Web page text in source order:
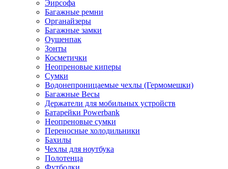
Эирсофа
Багажные ремни
Органайзеры
Багажные замки
Оушенпак
Зонты
Косметички
Неопреновые киперы
Сумки
Водонепроницаемые чехлы (Гермомешки)
Багажные Весы
Держатели для мобильных устройств
Батарейки Powerbank
Неопреновые сумки
Переносные холодильники
Бахилы
Чехлы для ноутбука
Полотенца
Футболки